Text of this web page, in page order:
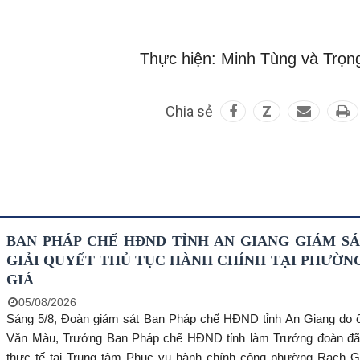
Thực hiện: Minh Tùng và
Chia sẻ Z
BAN PHÁP CHẾ HĐND TỈNH AN GIANG GIÁM
GIẢI QUYẾT THỦ TỤC HÀNH CHÍNH TẠI
GIÁ
05/08/2026
Sáng 5/8, Đoàn giám sát Ban Pháp chế HĐND tỉnh An Giang do
Văn Màu, Trưởng Ban Pháp chế HĐND tỉnh làm Trưởng đoàn
thực tế tại Trung tâm Phục vụ hành chính công phường Rạch